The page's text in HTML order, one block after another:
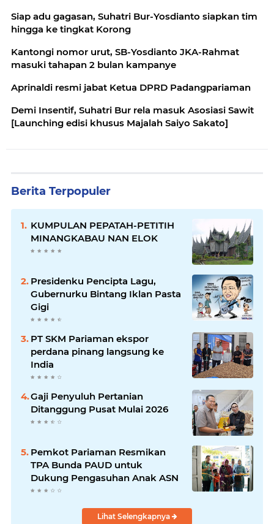
Siap adu gagasan, Suhatri Bur-Yosdianto siapkan tim
hingga ke tingkat Korong
Kantongi nomor urut, SB-Yosdianto JKA-Rahmat
masuki tahapan 2 bulan kampanye
Aprinaldi resmi jabat Ketua DPRD Padangpariaman
Demi Insentif, Suhatri Bur rela masuk Asosiasi Sawit
[Launching edisi khusus Majalah Saiyo Sakato]
Berita Terpopuler
KUMPULAN PEPATAH-PETITIH
MINANGKABAU NAN ELOK
Presidenku Pencipta Lagu,
Gubernurku Bintang Iklan Pasta
Gigi
PT SKM Pariaman ekspor
perdana pinang langsung ke
India
Gaji Penyuluh Pertanian
Ditanggung Pusat Mulai 2026
Pemkot Pariaman Resmikan
TPA Bunda PAUD untuk
Dukung Pengasuhan Anak ASN
Lihat Selengkapnya